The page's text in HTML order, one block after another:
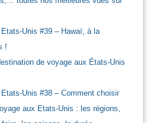
Unis #39 – Hawaï, à la
!
de voyage aux États-Unis
Unis #38 – Comment choisir
aux Etats-Unis : les régions,